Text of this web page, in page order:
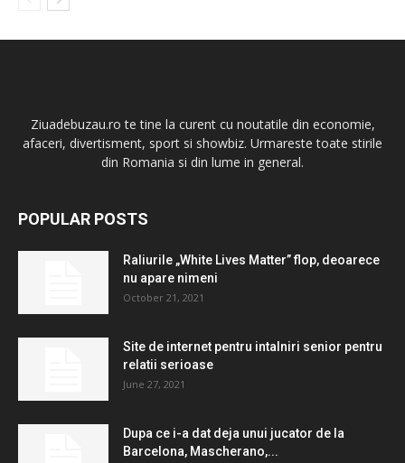
Ziuadebuzau.ro te tine la curent cu noutatile din economie,
afaceri, divertisment, sport si showbiz. Urmareste toate stirile
din Romania si din lume in general.
POPULAR POSTS
Raliurile „White Lives Matter” flop, deoarece
nu apare nimeni
October 21, 2021
Site de internet pentru intalniri senior pentru
relatii serioase
June 27, 2021
Dupa ce i-a dat deja unui jucator de la
Barcelona, ​​Mascherano,...